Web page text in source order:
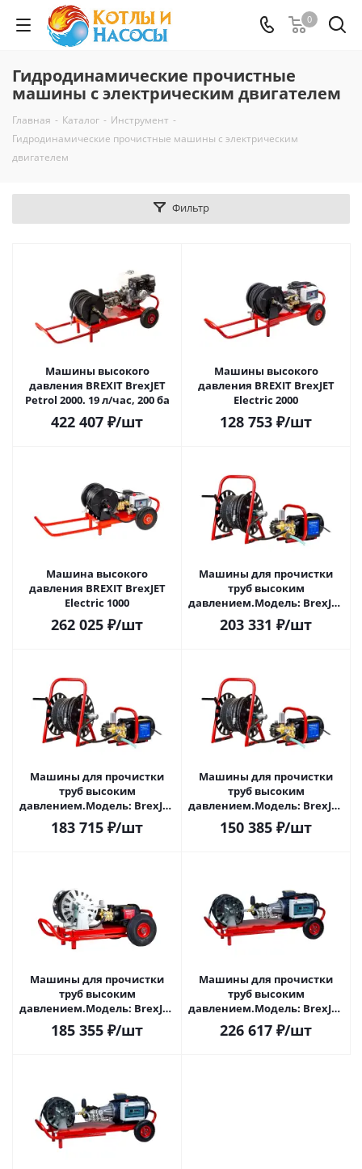
0
Гидродинамические прочистные
машины с электрическим двигателем
Главная - Каталог - Инструмент -
Гидродинамические прочистные машины с электрическим
двигателем
Фильтр
Машины высокого
давления BREXIT BrexJET
Petrol 2000. 19 л/час, 200 ба
422 407 ₽/шт
Машины высокого
давления BREXIT BrexJET
Electric 2000
128 753 ₽/шт
Машина высокого
давления BREXIT BrexJET
Electric 1000
262 025 ₽/шт
Машины для прочистки
труб высоким
давлением.Модель: BrexJET
Electric ECO 1500. 13 л/час,
150 бар, 2
203 331 ₽/шт
Машины для прочистки
труб высоким
давлением.Модель: BrexJET
Electric ECO 1000. 13 л/час,
100 бар, 22
183 715 ₽/шт
Машины для прочистки
труб высоким
давлением.Модель: BrexJET
Electric ECO 1300. 13 л/час,
130 бар, 22
150 385 ₽/шт
Машины для прочистки
труб высоким
давлением.Модель: BrexJET
Electric 1300. 13 л/час, 130
бар, 220v
185 355 ₽/шт
Машины для прочистки
труб высоким
давлением.Модель: BrexJET
Electric 2500. 15 л/час, 250
бар, 380v
226 617 ₽/шт